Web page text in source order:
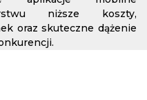
niższe koszty,
oraz skuteczne dążenie